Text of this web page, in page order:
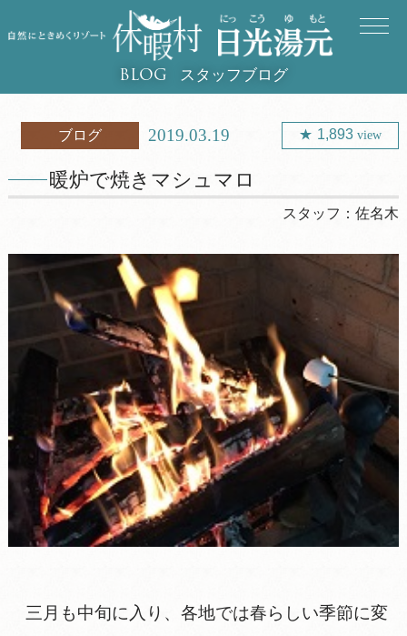
BLOG スタッフブログ
ブログ 2019.03.19 1,893view
暖炉で焼きマシュマロ
スタッフ：佐名木
三月も中旬に入り、各地では春らしい季節に変